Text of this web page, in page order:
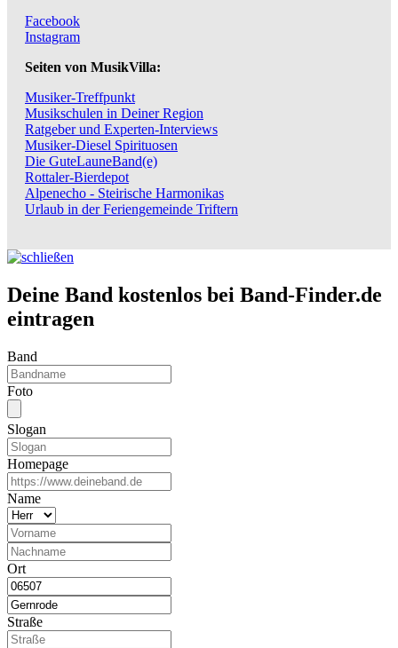
Facebook
Instagram
Seiten von MusikVilla:
Musiker-Treffpunkt
Musikschulen in Deiner Region
Ratgeber und Experten-Interviews
Musiker-Diesel Spirituosen
Die GuteLauneBand(e)
Rottaler-Bierdepot
Alpenecho - Steirische Harmonikas
Urlaub in der Feriengemeinde Triftern
Deine Band kostenlos bei Band-Finder.de
eintragen
Band
Foto
Slogan
Homepage
Name
Ort
Straße